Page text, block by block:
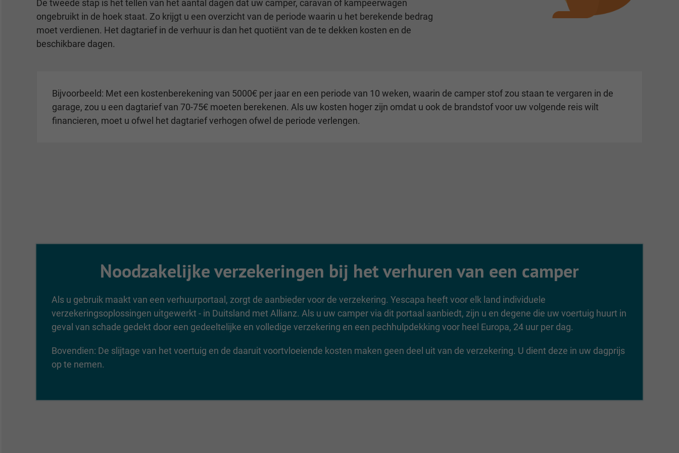
De tweede stap is het tellen van het aantal dagen dat uw camper, caravan of kampeerwagen
ongebruikt in de hoek staat. Zo krijgt u een overzicht van de periode waarin u het berekende bedrag
moet verdienen. Het dagtarief in de verhuur is dan het quotiënt van de te dekken kosten en de
beschikbare dagen.
Bijvoorbeeld: Met een kostenberekening van 5000€ per jaar en een periode van 10 weken, waarin de camper stof zou staan te vergaren in de
garage, zou u een dagtarief van 70-75€ moeten berekenen. Als uw kosten hoger zijn omdat u ook de brandstof voor uw volgende reis wilt
financieren, moet u ofwel het dagtarief verhogen ofwel de periode verlengen.
Noodzakelijke verzekeringen bij het verhuren van een camper
Als u gebruik maakt van een verhuurportaal, zorgt de aanbieder voor de verzekering. Yescapa heeft voor elk land individuele
verzekeringsoplossingen uitgewerkt - in Duitsland met Allianz. Als u uw camper via dit portaal aanbiedt, zijn u en degene die uw voertuig huurt in
geval van schade gedekt door een gedeeltelijke en volledige verzekering en een pechhulpdekking voor heel Europa, 24 uur per dag.
Bovendien: De slijtage van het voertuig en de daaruit voortvloeiende kosten maken geen deel uit van de verzekering. U dient deze in uw dagprijs
op te nemen.